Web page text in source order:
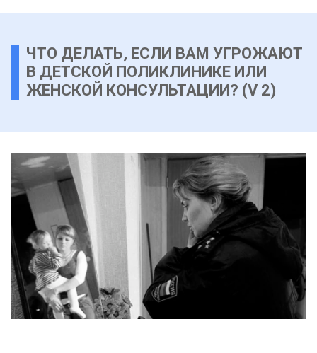
ЧТО ДЕЛАТЬ, ЕСЛИ ВАМ УГРОЖАЮТ
В ДЕТСКОЙ ПОЛИКЛИНИКЕ ИЛИ
ЖЕНСКОЙ КОНСУЛЬТАЦИИ? (V 2)